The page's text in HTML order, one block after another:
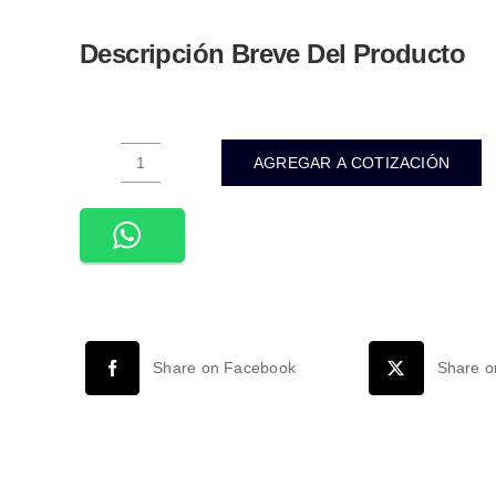
Descripción Breve Del Producto
INTERCONECTOR
SIMPLE
RGB
KIT
4
AGREGAR A COTIZACIÓN
Share on Facebook Share